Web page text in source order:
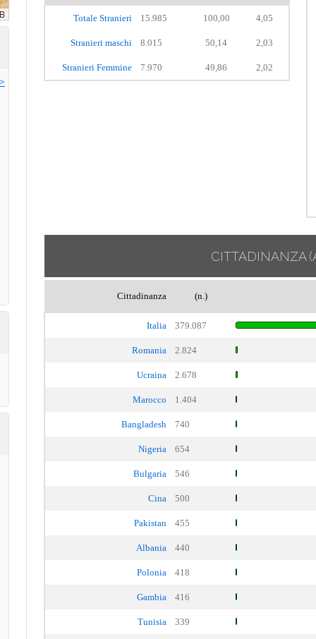
Totale Stranieri 15.985 100,00 4,05
Stranieri maschi 8.015 50,14 2,03
Stranieri Femmine 7.970 49,86 2,02
CITTADINANZA
Cittadinanza (n.)
Italia 379.087
Romania 2.824
Ucraina 2.678
Marocco 1.404
Bangladesh 740
Nigeria 654
Bulgaria 546
Cina 500
Pakistan 455
Albania 440
Polonia 418
Gambia 416
Tunisia 339